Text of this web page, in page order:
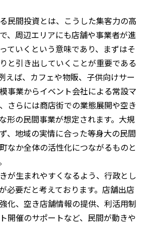
民間投資とは、こうした集客力の高
、周辺エリアにも店舗や事業者が進
ていくという意味であり、まずはそ
と引き出していくことが重要である
えば、カフェや物販、子供向けサー
事業からイベント会社による常設マ
さらには商店街での業態展開や空き
形の民間事業が想定されます。大規
、地域の実情に合った等身大の民間
なか全体の活性化につながるものと
が生まれやすくなるよう、行政とし
必要だと考えております。店舗出店
化、空き店舗情報の提供、利活用制
開催のサポートなど、民間が動きや